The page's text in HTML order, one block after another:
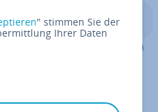
Schrift im Netz und fragen
WhatT­he­Font ist ein
Sie diese Frage ganz
laden einfach ein Bild
" stimmen Sie der
Ihrer Daten